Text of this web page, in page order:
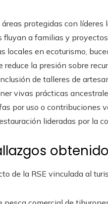
áreas protegidas con líderes
a familias y
locales en ecoturismo,
la presión sobre
de talleres de
vivas prácticas
por uso o contribuciones
lideradas por la
de la RSE vinculada al